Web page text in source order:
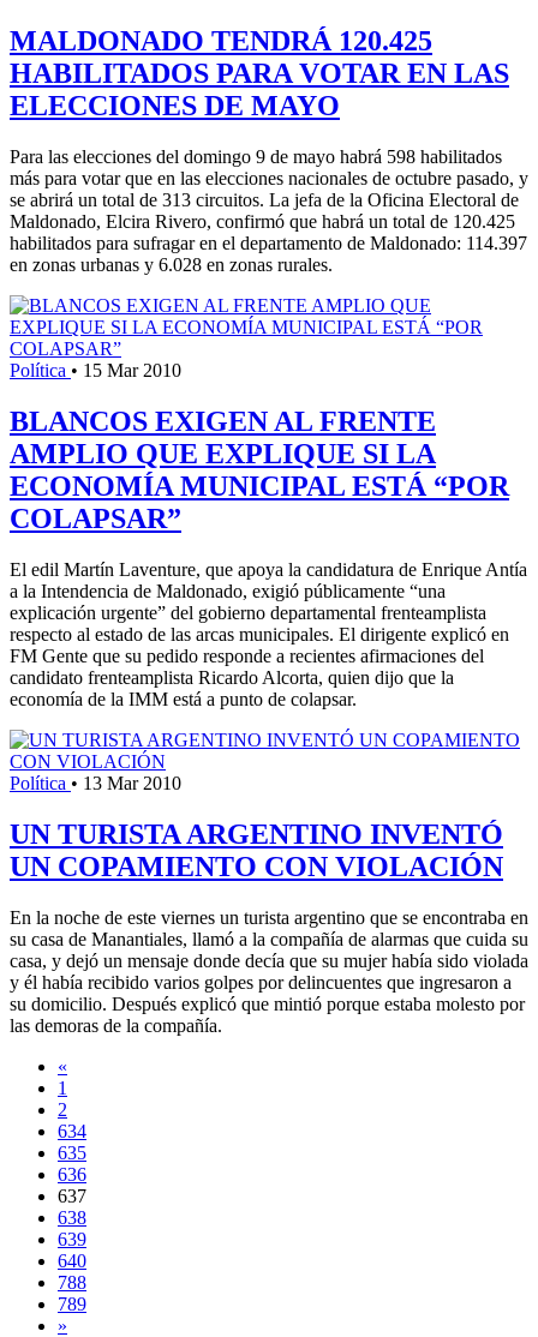
MALDONADO TENDRÁ 120.425
HABILITADOS PARA VOTAR EN LAS
ELECCIONES DE MAYO
Para las elecciones del domingo 9 de mayo habrá 598 habilitados
más para votar que en las elecciones nacionales de octubre pasado, y
se abrirá un total de 313 circuitos. La jefa de la Oficina Electoral de
Maldonado, Elcira Rivero, confirmó que habrá un total de 120.425
habilitados para sufragar en el departamento de Maldonado: 114.397
en zonas urbanas y 6.028 en zonas rurales.
Política • 15 Mar 2010
BLANCOS EXIGEN AL FRENTE
AMPLIO QUE EXPLIQUE SI LA
ECONOMÍA MUNICIPAL ESTÁ “POR
COLAPSAR”
El edil Martín Laventure, que apoya la candidatura de Enrique Antía
a la Intendencia de Maldonado, exigió públicamente “una
explicación urgente” del gobierno departamental frenteamplista
respecto al estado de las arcas municipales. El dirigente explicó en
FM Gente que su pedido responde a recientes afirmaciones del
candidato frenteamplista Ricardo Alcorta, quien dijo que la
economía de la IMM está a punto de colapsar.
Política • 13 Mar 2010
UN TURISTA ARGENTINO INVENTÓ
UN COPAMIENTO CON VIOLACIÓN
En la noche de este viernes un turista argentino que se encontraba en
su casa de Manantiales, llamó a la compañía de alarmas que cuida su
casa, y dejó un mensaje donde decía que su mujer había sido violada
y él había recibido varios golpes por delincuentes que ingresaron a
su domicilio. Después explicó que mintió porque estaba molesto por
las demoras de la compañía.
«
1
2
634
635
636
637
638
639
640
788
789
»